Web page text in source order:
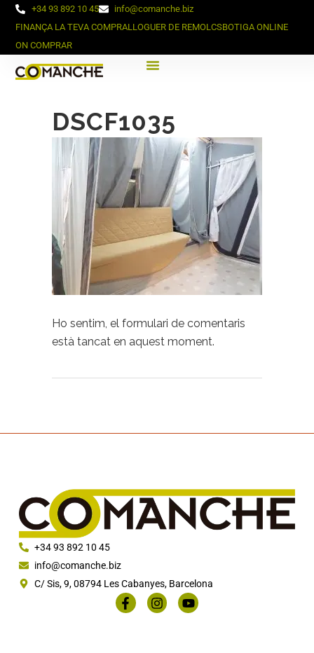
+34 93 892 10 45
info@comanche.biz
FINANÇA LA TEVA COMPRALLOGUER DE REMOLCSBOTIGA ONLINE
ON COMPRAR
DSCF1035
Ho sentim, el formulari de comentaris
està tancat en aquest moment.
+34 93 892 10 45
info@comanche.biz
C/ Sis, 9, 08794 Les Cabanyes, Barcelona